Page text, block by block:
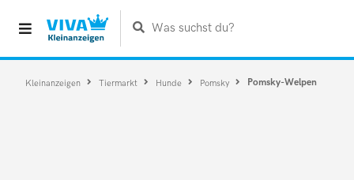
Was suchst du?
Kleinanzeigen Tiermarkt Hunde Pomsky Pomsky-Welpen